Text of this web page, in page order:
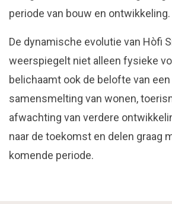
periode van bouw en ontwikkeling.
De dynamische evolutie van Hòfi
weerspiegelt niet alleen fysieke
belichaamt ook de belofte van
samensmelting van wonen,
afwachting van verdere
naar de toekomst en delen graag
komende periode.